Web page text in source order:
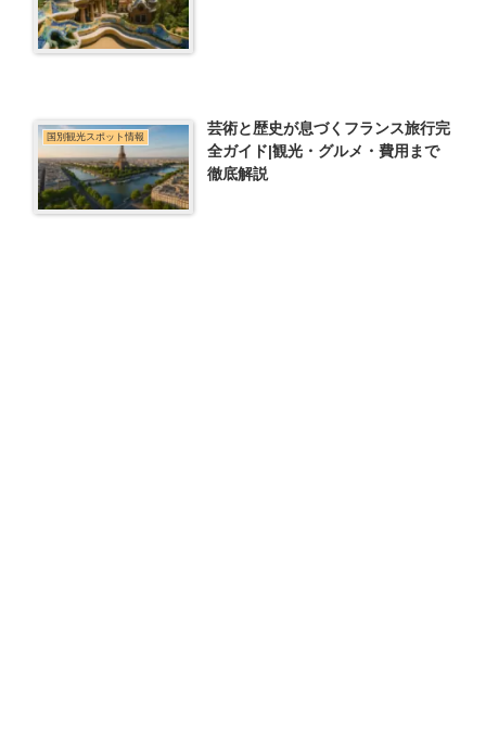
国別観光スポット情報
芸術と歴史が息づくフランス旅行完
全ガイド|観光・グルメ・費用まで
徹底解説